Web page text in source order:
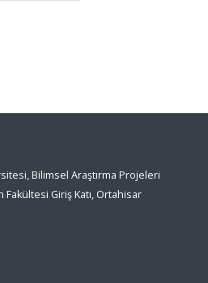
Bilimsel Araştırma Projeleri
Giriş Katı, Ortahisar